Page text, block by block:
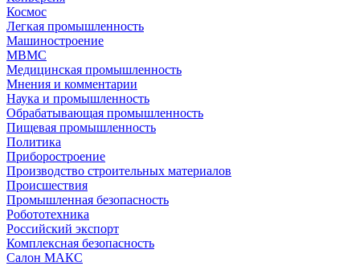
Космос
Легкая промышленность
Машиностроение
МВМС
Медицинская промышленность
Мнения и комментарии
Наука и промышленность
Обрабатывающая промышленность
Пищевая промышленность
Политика
Приборостроение
Производство строительных материалов
Происшествия
Промышленная безопасность
Робототехника
Российский экспорт
Комплексная безопасность
Салон МАКС